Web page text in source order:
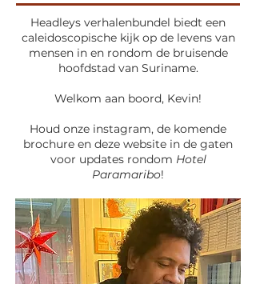
Headleys verhalenbundel biedt een
caleidoscopische kijk op de levens van
mensen in en rondom de bruisende
hoofdstad van Suriname.
Welkom aan boord, Kevin!
Houd onze instagram, de komende
brochure en deze website in de gaten
voor updates rondom Hotel
Paramaribo!